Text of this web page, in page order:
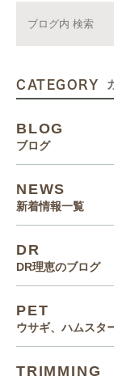
CATEGORY
BLOG
ブログ
NEWS
新着情報一覧
DR
DR理恵のブログ
PET
ウサギ、ハムスタ
TRIMMING